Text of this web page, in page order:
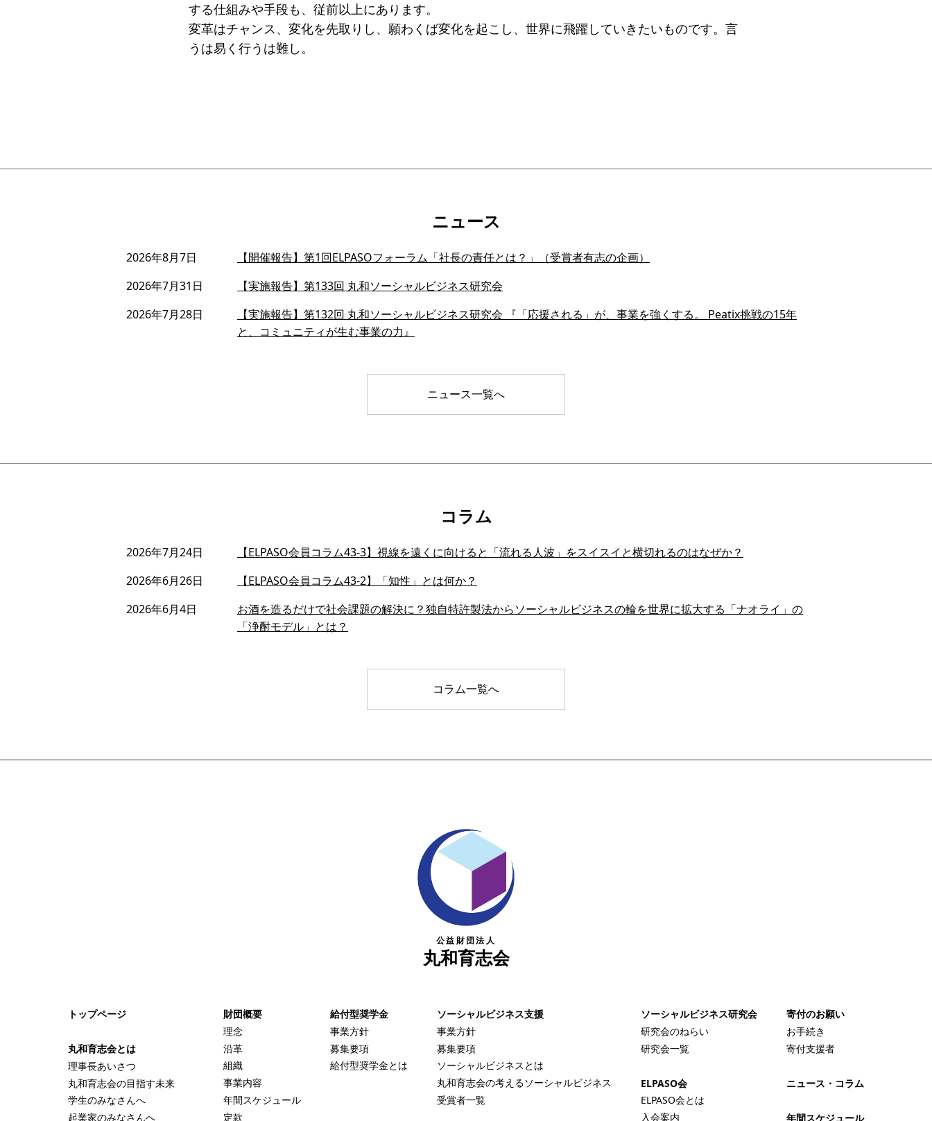
する仕組みや手段も、従前以上にあります。
変革はチャンス、変化を先取りし、願わくば変化を起こし、世界に飛躍していきたいものです。言
うは易く行うは難し。
ニュース
2026年8月7日
【開催報告】第1回ELPASOフォーラム「社長の責任とは？」（受賞者有志の企画）
2026年7月31日
【実施報告】第133回 丸和ソーシャルビジネス研究会
2026年7月28日
【実施報告】第132回 丸和ソーシャルビジネス研究会 『「応援される」が、事業を強くする。 Peatix挑戦の15年
と、コミュニティが生む事業の力』
ニュース一覧へ
コラム
2026年7月24日
【ELPASO会員コラム43-3】視線を遠くに向けると「流れる人波」をスイスイと横切れるのはなぜか？
2026年6月26日
【ELPASO会員コラム43-2】「知性」とは何か？
2026年6月4日
お酒を造るだけで社会課題の解決に？独自特許製法からソーシャルビジネスの輪を世界に拡大する「ナオライ」の
「浄酎モデル」とは？
コラム一覧へ
公益財団法人
丸和育志会
トップページ
丸和育志会とは
理事長あいさつ
丸和育志会の目指す未来
学生のみなさんへ
起業家のみなさんへ
財団概要
理念
沿革
組織
事業内容
年間スケジュール
定款
給付型奨学金
事業方針
募集要項
給付型奨学金とは
ソーシャルビジネス支援
事業方針
募集要項
ソーシャルビジネスとは
丸和育志会の考えるソーシャルビジネス
受賞者一覧
ソーシャルビジネス研究会
研究会のねらい
研究会一覧
ELPASO会
ELPASO会とは
入会案内
寄付のお願い
お手続き
寄付支援者
ニュース・コラム
年間スケジュール